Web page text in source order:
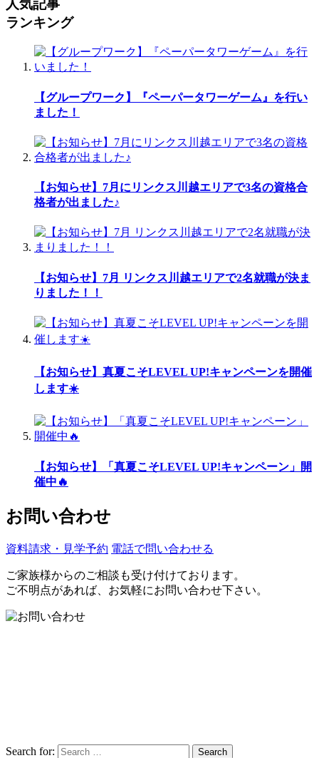
人気記事
ランキング
【グループワーク】『ペーパータワーゲーム』を行い
ました！
【お知らせ】7月にリンクス川越エリアで3名の資格合
格者が出ました♪
【お知らせ】7月 リンクス川越エリアで2名就職が決ま
りました！！
【お知らせ】真夏こそLEVEL UP!キャンペーンを開催
します☀️
【お知らせ】「真夏こそLEVEL UP!キャンペーン」開
催中🔥
お問い合わせ
資料請求・見学予約 電話で問い合わせる
ご家族様からのご相談も受け付けております。
ご不明点があれば、お気軽にお問い合わせ下さい。
Search for: Search